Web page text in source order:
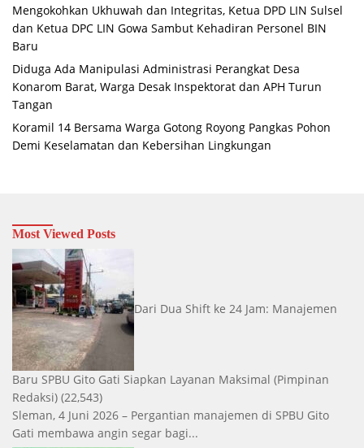
Mengokohkan Ukhuwah dan Integritas, Ketua DPD LIN Sulsel
dan Ketua DPC LIN Gowa Sambut Kehadiran Personel BIN
Baru
Diduga Ada Manipulasi Administrasi Perangkat Desa
Konarom Barat, Warga Desak Inspektorat dan APH Turun
Tangan
Koramil 14 Bersama Warga Gotong Royong Pangkas Pohon
Demi Keselamatan dan Kebersihan Lingkungan
Most Viewed Posts
Dari Dua Shift ke 24 Jam: Manajemen
Baru SPBU Gito Gati Siapkan Layanan Maksimal (Pimpinan
Redaksi) (22,543)
Sleman, 4 Juni 2026 – Pergantian manajemen di SPBU Gito
Gati membawa angin segar bagi...